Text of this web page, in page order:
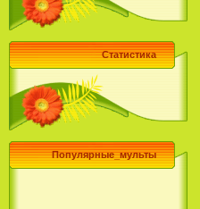
Статистика
Популярные_мульты